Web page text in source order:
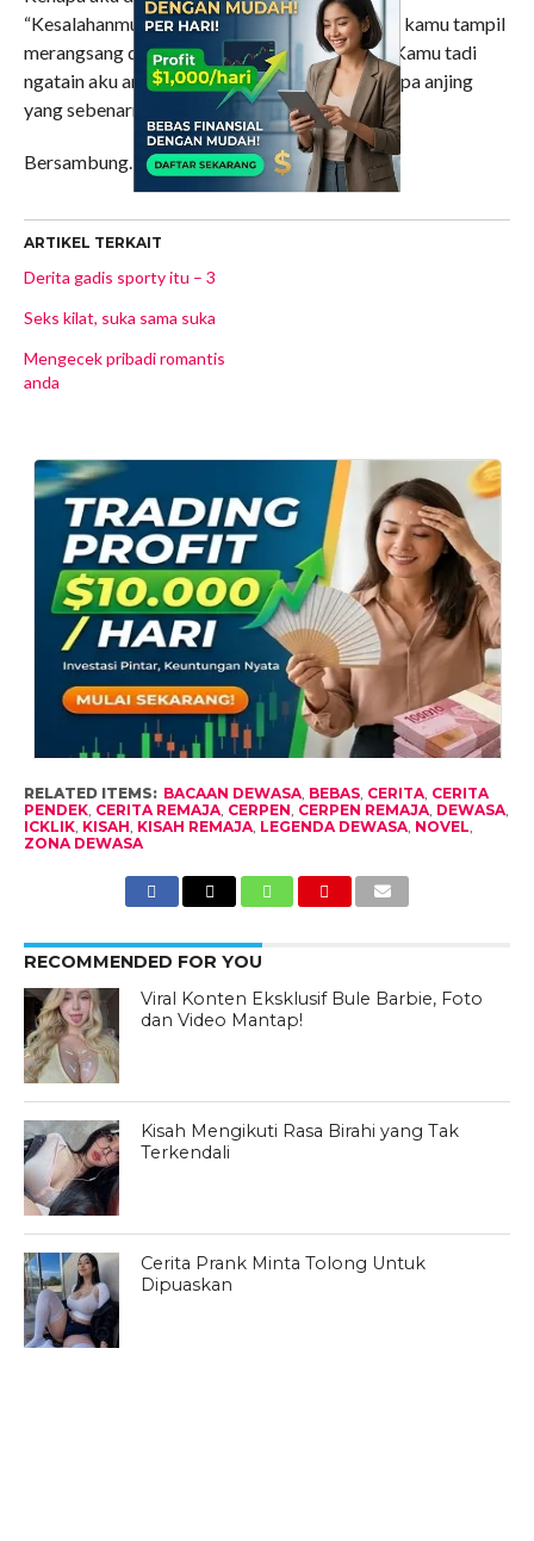
“Kesalahanmu adalah karena berani-beraninya kamu tampil
merangsang di depanku selama ini ha.. ha.. ha.. Kamu tadi
ngatain aku anjing kan!? Kita lihat sekarang siapa anjing
yang sebenarnya!! Lihat dan rasakan saja!!”
Bersambung…
ARTIKEL TERKAIT
Derita gadis sporty itu – 3
Seks kilat, suka sama suka
Mengecek pribadi romantis
anda
RELATED ITEMS: BACAAN DEWASA, BEBAS, CERITA, CERITA
PENDEK, CERITA REMAJA, CERPEN, CERPEN REMAJA, DEWASA,
ICKLIK, KISAH, KISAH REMAJA, LEGENDA DEWASA, NOVEL,
ZONA DEWASA
RECOMMENDED FOR YOU
Viral Konten Eksklusif Bule Barbie, Foto
dan Video Mantap!
Kisah Mengikuti Rasa Birahi yang Tak
Terkendali
Cerita Prank Minta Tolong Untuk
Dipuaskan